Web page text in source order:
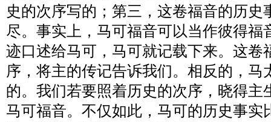
史的次序写的；第三，这卷福音的历史
尽。事实上，马可福音可以当作彼得福
迹口述给马可，马可就记载下来。这卷
序，将主的传记告诉我们。相反的，马
的。我们若要照着历史的次序，晓得主
马可福音。不仅如此，马可的历史事实